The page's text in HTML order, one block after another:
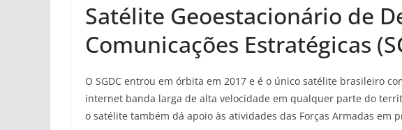
Satélite Geoestacionário de
Comunicações Estratégicas
O SGDC entrou em órbita em 2017 e é o único satélite brasileiro
internet banda larga de alta velocidade em qualquer parte do
o satélite também dá apoio às atividades das Forças Armadas em